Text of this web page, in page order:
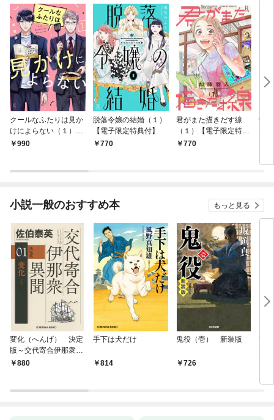
クールなふたりは見か
けによらない（１）
【電子限定特典付】
990
脱落令嬢の結婚（１）
【電子限定特典付】
770
君がまた描きだす線
（１）【電子限定特典
付】770
情
小説一般のおすすめ本 もっと見る
変化（へんげ） 決定
版～交代寄合伊那衆異
聞（1）～
880
手下は犬だけ
814
鬼役（壱） 新装版
726
南
舟